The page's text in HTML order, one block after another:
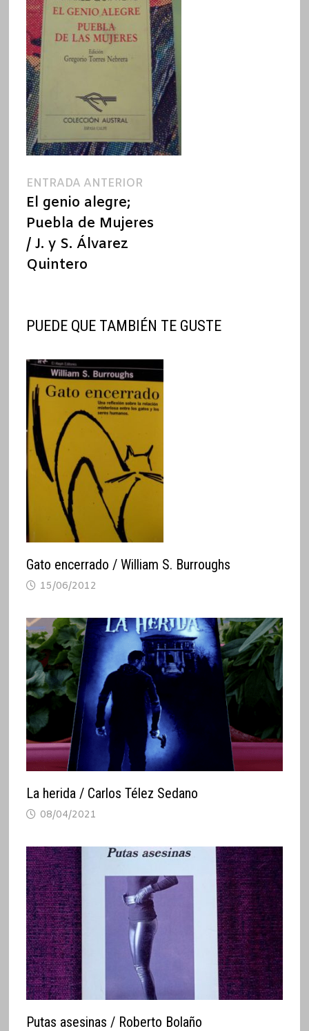
Navegación
de
entradas
ENTRADA ANTERIOREntrada
El genio alegre;
Puebla de Mujeres
/ J. y S. Álvarez
Quintero
PUEDE QUE TAMBIÉN TE GUSTE
Gato encerrado / William S. Burroughs
15/06/2012
La herida / Carlos Télez Sedano
08/04/2021
Putas asesinas / Roberto Bolaño